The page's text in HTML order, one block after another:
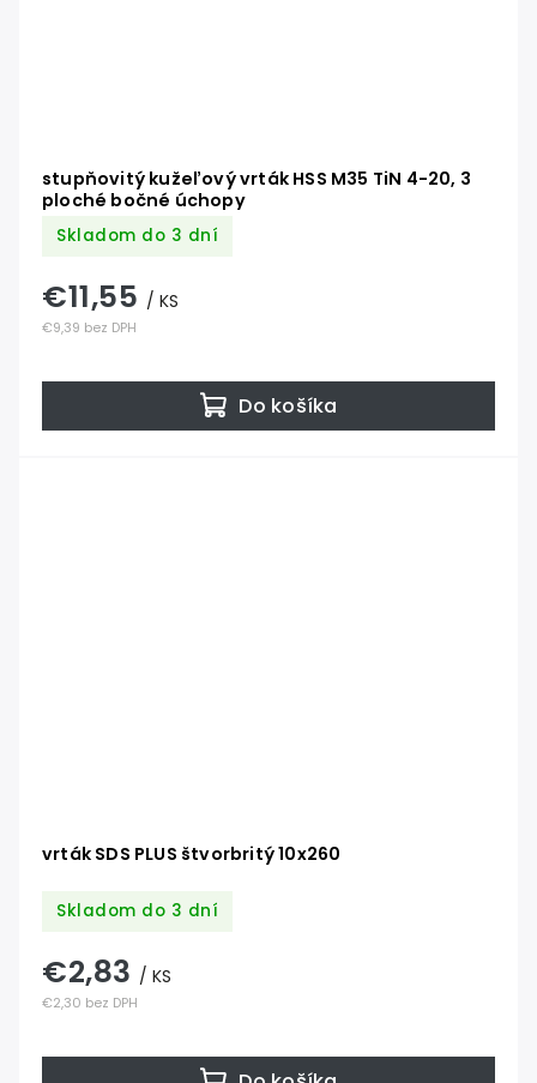
stupňovitý kužeľový vrták HSS M35 TiN 4-20, 3
ploché bočné úchopy
Skladom do 3 dní
€9,39 bez DPH
€11,55 / KS
Do košíka
vrták SDS PLUS štvorbritý 10x260
Skladom do 3 dní
€2,30 bez DPH
€2,83 / KS